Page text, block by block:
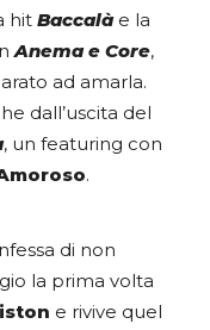
hit Baccalàe la
Anema e Core,
ad amarla.
dall’uscita del
, un featuring con
.
di non
la prima volta
e rivive quel